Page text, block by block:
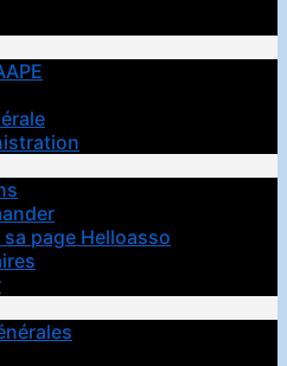
page Helloasso